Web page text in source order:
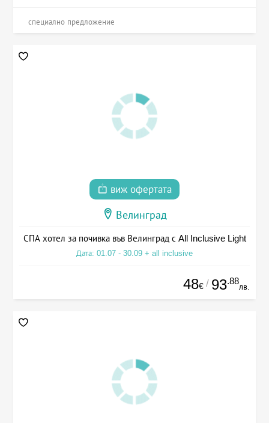
специално предложение
виж офертата
Велинград
СПА хотел за почивка във Велинград с All Inclusive Light
Дата: 01.07 - 30.09 + all inclusive
48€ / 93.88
лв.